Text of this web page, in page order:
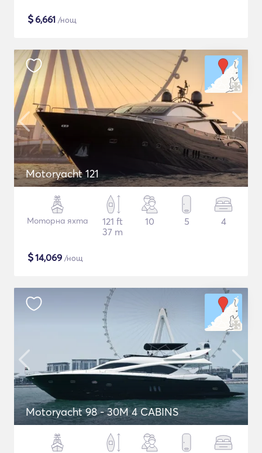
$6,661 /нощ
Motoryacht 121
Моторна яхта
121 ft
37 m
10 5 4
$14,069 /нощ
Motoryacht 98 - 30M 4 CABINS